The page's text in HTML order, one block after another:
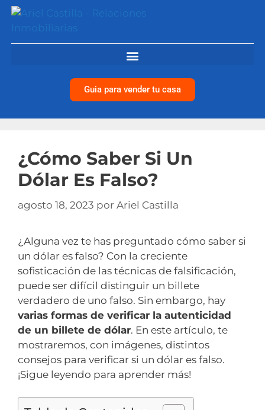
Guia para vender tu casa
¿Cómo Saber Si Un
Dólar Es Falso?
agosto 18, 2023 por Ariel Castilla
¿Alguna vez te has preguntado cómo saber si
un dólar es falso? Con la creciente
sofisticación de las técnicas de falsificación,
puede ser difícil distinguir un billete
verdadero de uno falso. Sin embargo, hay
varias formas de verificar la autenticidad
de un billete de dólar. En este artículo, te
mostraremos, con imágenes, distintos
consejos para verificar si un dólar es falso.
¡Sigue leyendo para aprender más!